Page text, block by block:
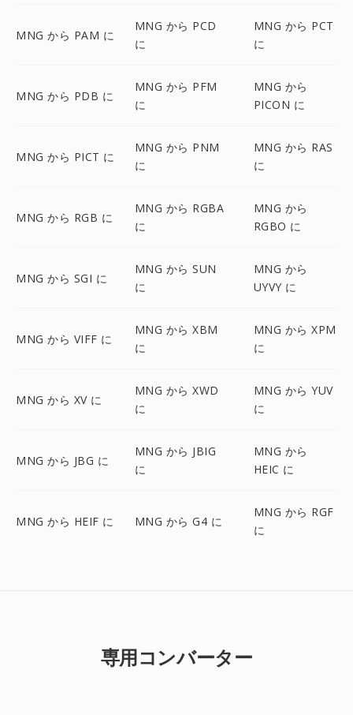
MNG から PAM に
MNG から PCD
に
MNG から PCT
に
MNG から PDB に
MNG から PFM
に
MNG から
PICON に
MNG から PICT に
MNG から PNM
に
MNG から RAS
に
MNG から RGB に
MNG から RGBA
に
MNG から
RGBO に
MNG から SGI に
MNG から SUN
に
MNG から
UYVY に
MNG から VIFF に
MNG から XBM
に
MNG から XPM
に
MNG から XV に
MNG から XWD
に
MNG から YUV
に
MNG から JBG に
MNG から JBIG
に
MNG から
HEIC に
MNG から HEIF に MNG から G4 に
MNG から RGF
に
専用コンバーター